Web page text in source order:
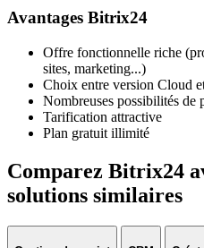
Avantages Bitrix24
Offre fonctionnelle riche
sites, marketing...)
Choix entre version Cloud
Nombreuses possibilités de
Tarification attractive
Plan gratuit illimité
Comparez Bitrix24
solutions similaires